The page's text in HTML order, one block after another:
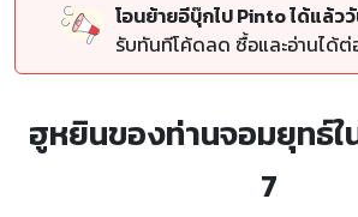
โอนย้ายอีบุ๊กไป Pinto ได้แล้ว
รับทันทีโค้ดลด ซื้อและอ่านได้ต่
ฮูหยินของท่านจอมยุทธ์ใ
7